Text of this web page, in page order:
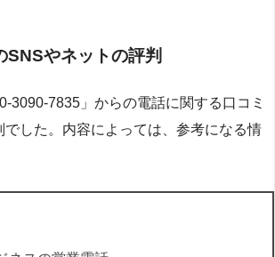
SNSやネットの評判
3090-7835」からの電話に関する口コミ
でした。内容によっては、参考になる情